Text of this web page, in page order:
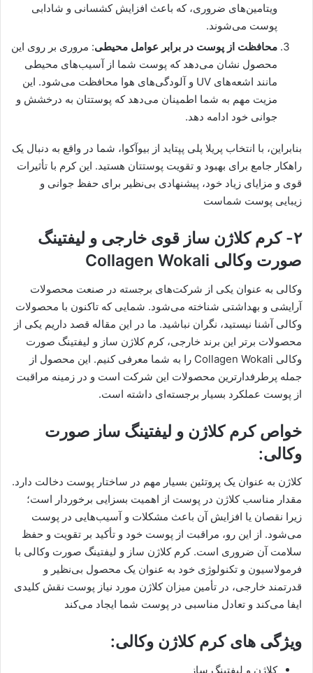
ویتامین‌های ضروری، که باعث افزایش کشسانی و شادابی
پوست می‌شوند.
محافظت از پوست در برابر عوامل محیطی: مروری بر روی این
محصول نشان می‌دهد که پوست شما از آسیب‌های محیطی
مانند اشعه‌های UV و آلودگی‌های هوا محافظت می‌شود. این
مزیت مهم به شما اطمینان می‌دهد که پوستتان به درخشش و
جوانی خود ادامه دهد.
بنابراین، با انتخاب پریلا پلی پپتاید از بیوآکوا، شما در واقع به دنبال یک
راهکار جامع برای بهبود و تقویت پوستتان هستید. این کرم با تأثیرات
قوی و مزایای زیاد خود، پیشنهادی بی‌نظیر برای حفظ جوانی و
زیبایی پوست شماست
۲- کرم کلاژن ساز قوی خارجی و لیفتینگ
صورت وکالی Collagen Wokali
وکالی به عنوان یکی از شرکت‌های برجسته در صنعت محصولات
آرایشی و بهداشتی شناخته می‌شود. شمایی که تاکنون با محصولات
وکالی آشنا نیستید، نگران نباشید. ما در این مقاله قصد داریم یکی از
محصولات برتر این برند خارجی، کرم کلاژن ساز و لیفتینگ صورت
وکالی Collagen Wokali را به شما معرفی کنیم. این محصول از
جمله پرطرفدارترین محصولات این شرکت است و در زمینه مراقبت
از پوست عملکرد بسیار برجسته‌ای داشته است.
خواص کرم کلاژن و لیفتینگ ساز صورت
وکالی:
کلاژن به عنوان یک پروتئین بسیار مهم در ساختار پوست دخالت دارد.
مقدار مناسب کلاژن در پوست از اهمیت بسزایی برخوردار است؛
زیرا نقصان یا افزایش آن باعث مشکلات و آسیب‌هایی در پوست
می‌شود. از این رو، مراقبت از پوست خود و تأکید بر تقویت و حفظ
سلامت آن ضروری است. کرم کلاژن ساز و لیفتینگ صورت وکالی با
فرمولاسیون و تکنولوژی خود به عنوان یک محصول بی‌نظیر و
قدرتمند خارجی، در تأمین میزان کلاژن مورد نیاز پوست نقش کلیدی
ایفا می‌کند و تعادل مناسبی در پوست شما ایجاد می‌کند
ویژگی های کرم کلاژن وکالی:
کلاژن و لیفتینگ ساز